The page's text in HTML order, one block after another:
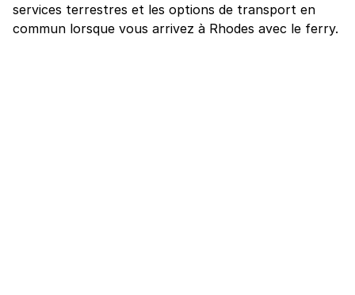
services terrestres et les options de transport en
commun lorsque vous arrivez à Rhodes avec le ferry.